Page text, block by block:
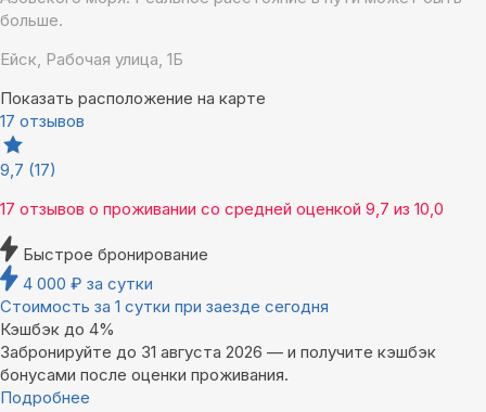
больше.
Ейск, Рабочая улица, 1Б
Показать расположение на карте
17 отзывов
9,7 (17)
17 отзывов о проживании со средней оценкой 9,7 из 10,0
Быстрое бронирование
4 000 ₽ за сутки
Стоимость за 1 сутки при заезде сегодня
Кэшбэк до 4%
Забронируйте до 31 августа 2026 — и получите кэшбэк
бонусами после оценки проживания.
Подробнее